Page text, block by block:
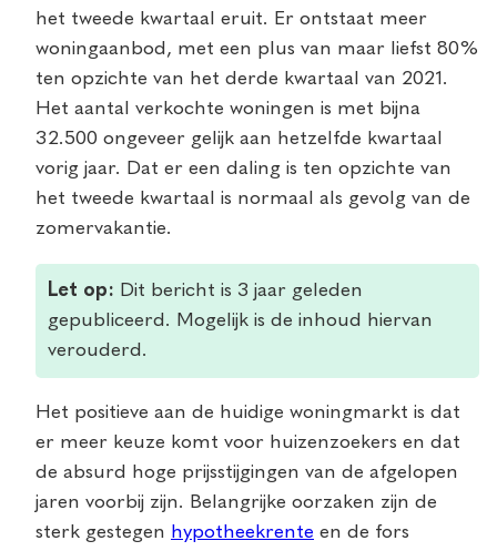
het tweede kwartaal eruit. Er ontstaat meer
woningaanbod, met een plus van maar liefst 80%
ten opzichte van het derde kwartaal van 2021.
Het aantal verkochte woningen is met bijna
32.500 ongeveer gelijk aan hetzelfde kwartaal
vorig jaar. Dat er een daling is ten opzichte van
het tweede kwartaal is normaal als gevolg van de
zomervakantie.
Let op: Dit bericht is 3 jaar geleden
gepubliceerd. Mogelijk is de inhoud hiervan
verouderd.
Het positieve aan de huidige woningmarkt is dat
er meer keuze komt voor huizenzoekers en dat
de absurd hoge prijsstijgingen van de afgelopen
jaren voorbij zijn. Belangrijke oorzaken zijn de
sterk gestegen hypotheekrente en de fors